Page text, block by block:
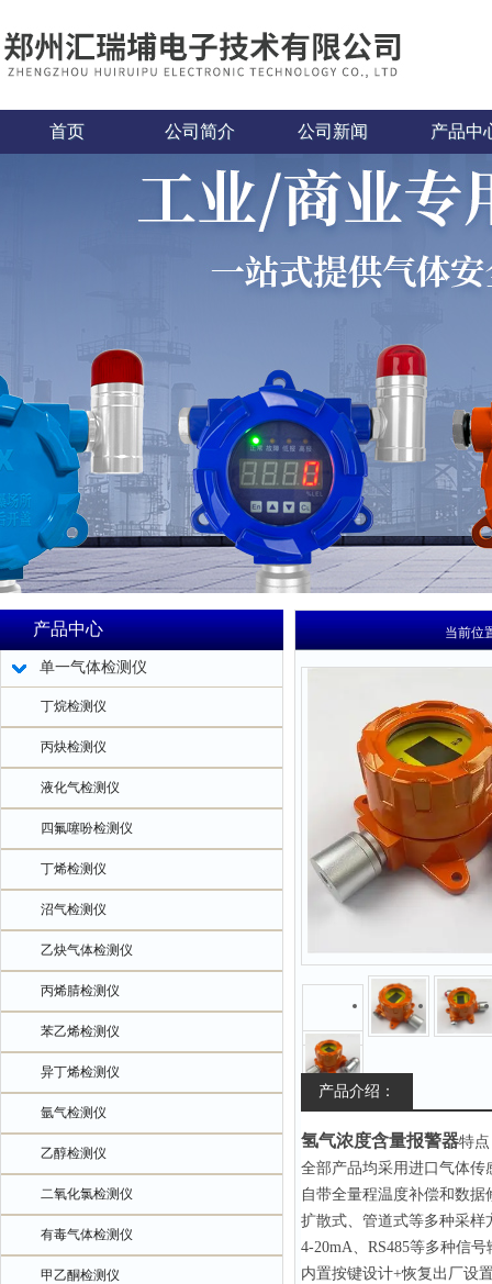
首页 公司简介 公司新闻 产品中
产品中心
单一气体检测仪
丁烷检测仪
丙炔检测仪
液化气检测仪
四氟噻吩检测仪
丁烯检测仪
沼气检测仪
乙炔气体检测仪
丙烯腈检测仪
苯乙烯检测仪
异丁烯检测仪
氩气检测仪
乙醇检测仪
二氧化氯检测仪
有毒气体检测仪
甲乙酮检测仪
当前位
产品介绍：
氢气浓度含量报警器特点
全部产品均采用进口气体
自带全量程温度补偿和数
扩散式、管道式等多种采样
4-20mA、RS485等多种信
内置按键设计+恢复出厂设